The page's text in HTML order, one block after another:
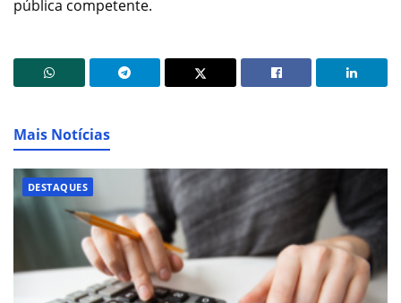
pública competente.
Mais Notícias
DESTAQUES